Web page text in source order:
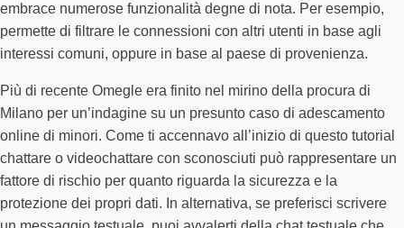
embrace numerose funzionalità degne di nota. Per esempio,
permette di filtrare le connessioni con altri utenti in base agli
interessi comuni, oppure in base al paese di provenienza.
Più di recente Omegle era finito nel mirino della procura di
Milano per un’indagine su un presunto caso di adescamento
online di minori. Come ti accennavo all’inizio di questo tutorial
chattare o videochattare con sconosciuti può rappresentare un
fattore di rischio per quanto riguarda la sicurezza e la
protezione dei propri dati. In alternativa, se preferisci scrivere